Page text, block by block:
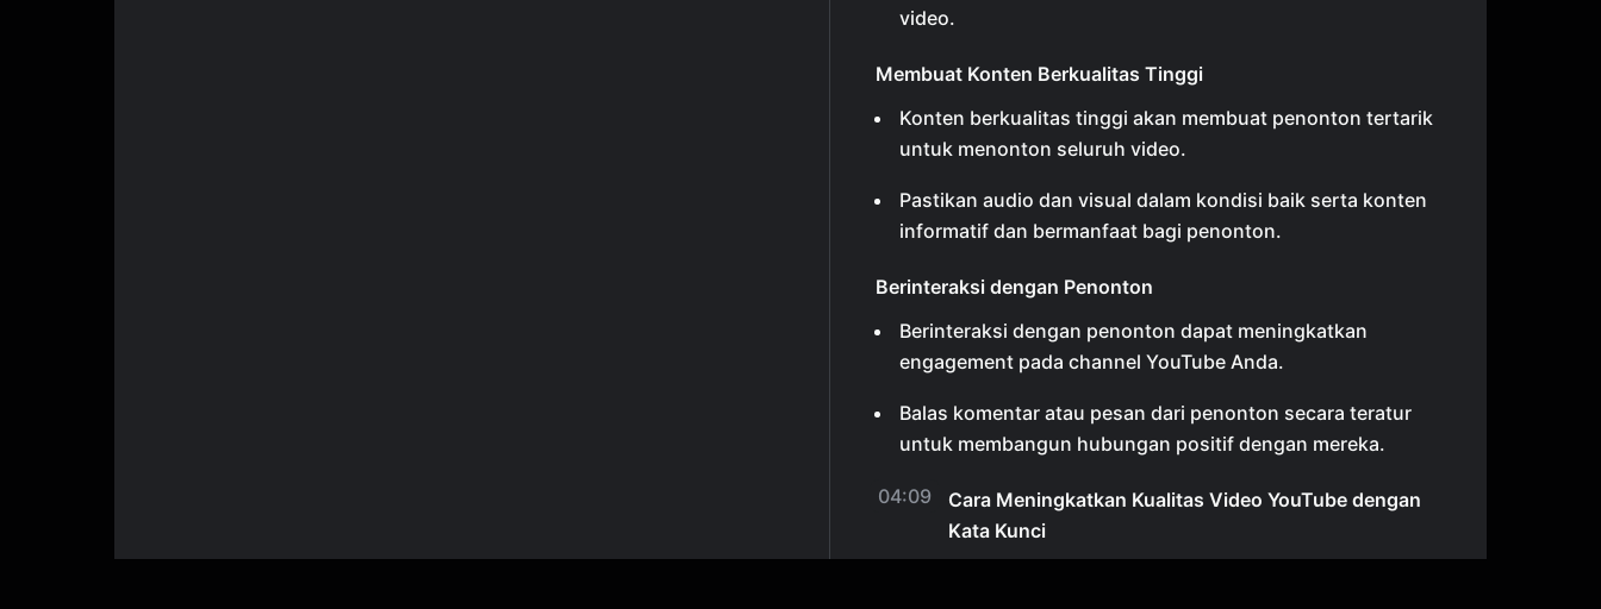
video.
Membuat Konten Berkualitas Tinggi
Konten berkualitas tinggi akan membuat penonton tertarik
untuk menonton seluruh video.
Pastikan audio dan visual dalam kondisi baik serta konten
informatif dan bermanfaat bagi penonton.
Berinteraksi dengan Penonton
Berinteraksi dengan penonton dapat meningkatkan
engagement pada channel YouTube Anda.
Balas komentar atau pesan dari penonton secara teratur
untuk membangun hubungan positif dengan mereka.
04:09
Cara Meningkatkan Kualitas Video YouTube dengan
Kata Kunci